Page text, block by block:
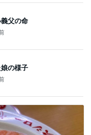
の様子